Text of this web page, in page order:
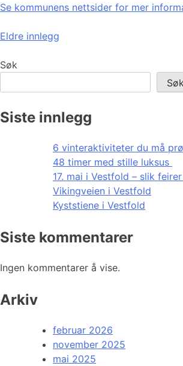
Se kommunens nettsider for mer
Innleggnavigasjon
Eldre innlegg
Søk
Siste innlegg
6 vinteraktiviteter du må
48 timer med stille luksus
17. mai i Vestfold – slik
Vikingveien i Vestfold
Kyststiene i Vestfold
Siste kommentarer
Ingen kommentarer å vise.
Arkiv
februar 2026
november 2025
mai 2025